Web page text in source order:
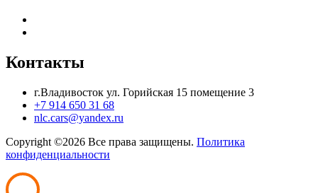
Контакты
г.Владивосток ул. Горийская 15 помещение 3
+7 914 650 31 68
nlc.cars@yandex.ru
Copyright ©2026 Все права защищены. Политика
конфиденциальности